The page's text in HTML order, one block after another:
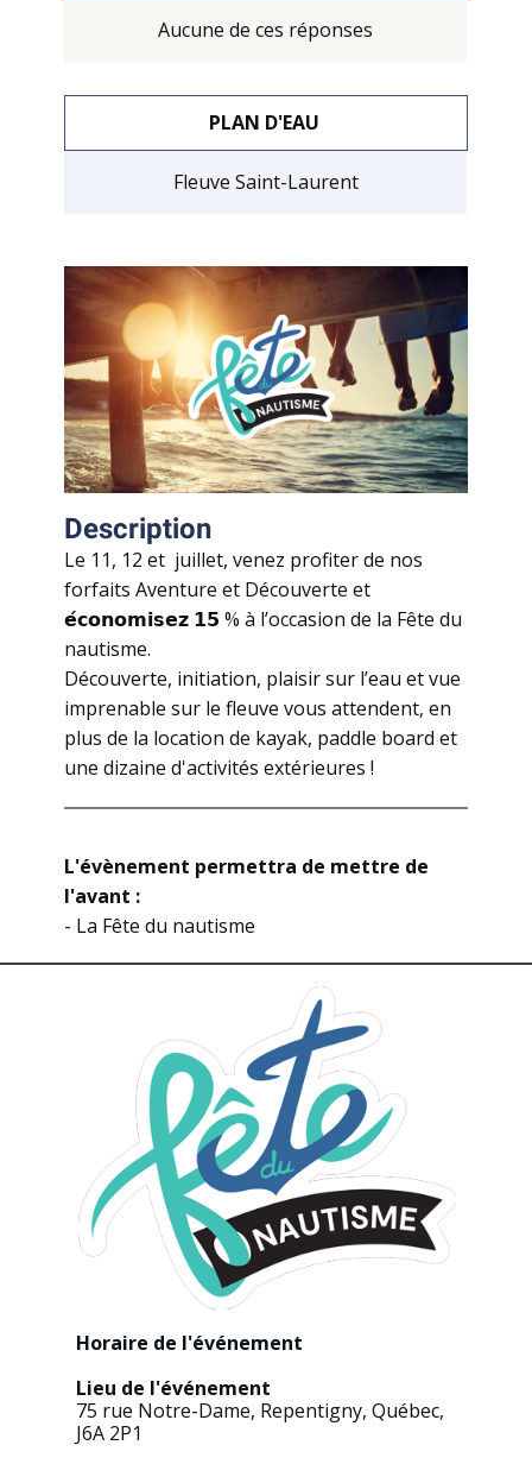
Aucune de ces réponses
PLAN D'EAU
Fleuve Saint-Laurent
Description
Le 11, 12 et juillet, venez profiter de nos
forfaits Aventure et Découverte et
𝗲́𝗰𝗼𝗻𝗼𝗺𝗶𝘀𝗲𝘇 𝟭𝟱 % à l’occasion de la Fête du
nautisme.
Découverte, initiation, plaisir sur l’eau et vue
imprenable sur le fleuve vous attendent, en
plus de la location de kayak, paddle board et
une dizaine d'activités extérieures !
L'évènement permettra de mettre de
l'avant :
- La Fête du nautisme
Horaire de l'événement​
Lieu de l'événement​
75 rue Notre-Dame, Repentigny, Québec,
J6A 2P1